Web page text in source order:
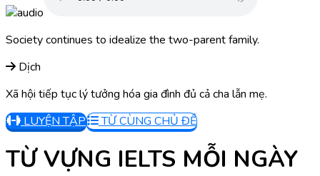
Society continues to idealize the two-parent family.
Dịch
Xã hội tiếp tục lý tưởng hóa gia đình đủ cả cha lẫn mẹ.
LUYỆN TẬP
TỪ CÙNG CHỦ ĐỀ
TỪ VỰNG IELTS MỖI NGÀY